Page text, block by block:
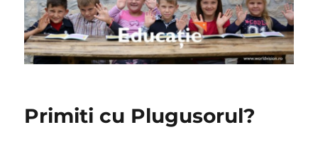
Primiti cu Plugusorul?